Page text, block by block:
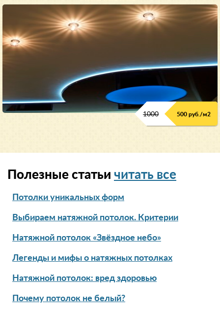
1000 500 руб./м2
Полезные статьи читать все
Потолки уникальных форм
Выбираем натяжной потолок. Критерии
Натяжной потолок «Звёздное небо»
Легенды и мифы о натяжных потолках
Натяжной потолок: вред здоровью
Почему потолок не белый?